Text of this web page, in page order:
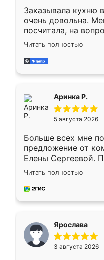
Заказывала кухню
очень довольна.
посчитала, на
Замерщик приехал
делу со всей
за день, ребята
Читать полностью
Аринка Р.
5 августа 2026
Больше всех мне
предложение от
Елены Сергеевой.
короткие сроки
для замера
предложил по
Читать полностью
Ярослава
3 августа 2026